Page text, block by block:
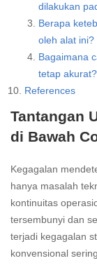
dilakukan
Berapa
oleh alat ini?
Bagaimana
tetap akurat?
References
Tantangan
di Bawah
Kegagalan
hanya masalah
kontinuitas
tersembunyi dan
terjadi kegagalan
konvensional